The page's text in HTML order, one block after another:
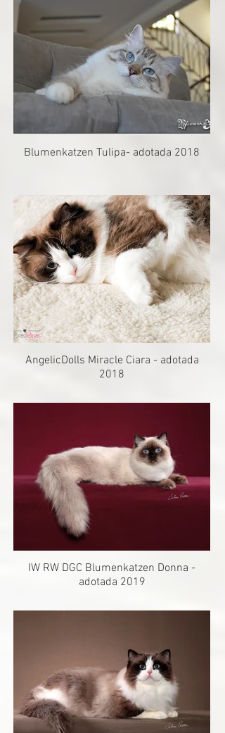
Blumenkatzen Tulipa- adotada 2018
AngelicDolls Miracle Ciara - adotada
2018
IW RW DGC Blumenkatzen Donna -
adotada 2019